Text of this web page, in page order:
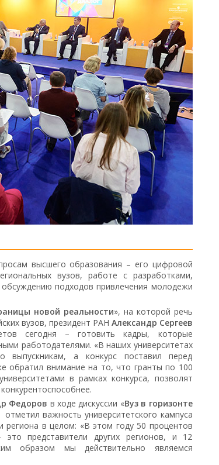
высшего образования – его цифровой
вузов, работе с разработками,
подходов привлечения молодежи
новой реальности», на которой речь
вузов, президент РАН Александр Сергеев
сегодня – готовить кадры, которые
работодателями. «В наших университетах
а конкурс поставил перед
обратил внимание на то, что гранты по 100
в рамках конкурса, позволят
Федоров в ходе дискуссии «Вуз в горизонте
отметил важность университетского кампуса
в целом: «В этом году 50 процентов
это представители других регионов, и 12
образом мы действительно являемся